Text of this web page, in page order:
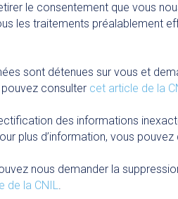
le consentement que vous
les traitements préalablement
sont détenues sur vous et
consulter cet article de la
des informations
plus d’information, vous
nous demander la
de la CNIL.